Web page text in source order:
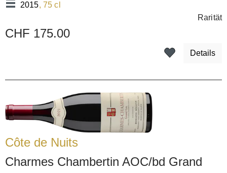
2015, 75 cl
Rarität
CHF 175.00
Details
Côte de Nuits
Charmes Chambertin AOC/bd Grand